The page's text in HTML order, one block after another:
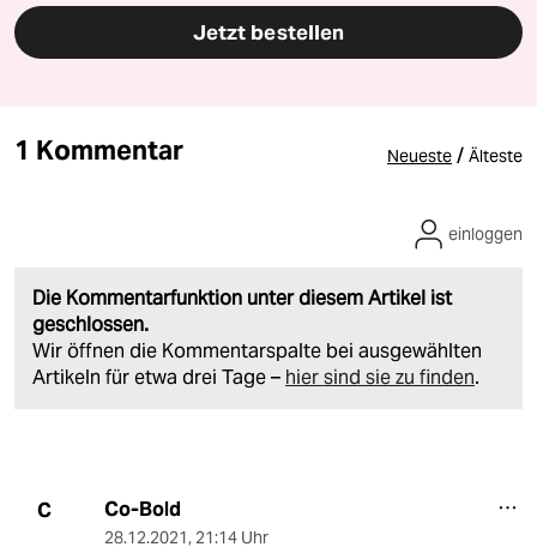
Jetzt bestellen
1 Kommentar Neueste / Älteste
Die Kommentarfunktion unter diesem Artikel ist
geschlossen.
Wir öffnen die Kommentarspalte bei ausgewählten
Artikeln für etwa drei Tage – hier sind sie zu finden.
einloggen
C Co-Bold
28.12.2021, 21:14 Uhr